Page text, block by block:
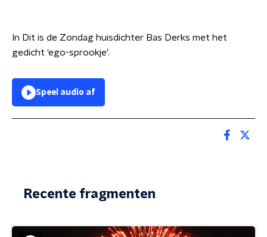
In Dit is de Zondag huisdichter Bas Derks met het
gedicht 'ego-sprookje'.
Speel audio af
Recente fragmenten